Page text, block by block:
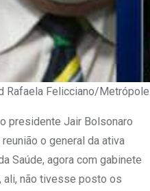
Rafaela Felicciano/
presidente Jair Bolsonaro
o general da ativa
Saúde, agora com gabinete
ali, não tivesse posto os